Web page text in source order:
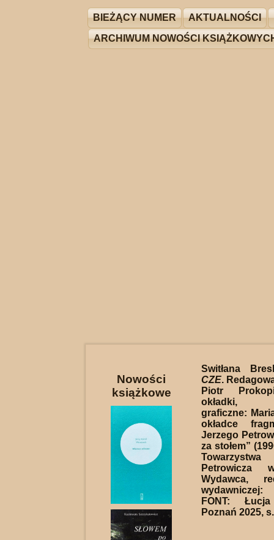
BIEŻĄCY NUMER AKTUALNOŚCI
ARCHIWUM NOWOŚCI
Nowości
książkowe
Switłana
CZE.
Piotr
okładki,
graficzne:
okładce
Jerzego
za stołem”
Petrowicza
Wydawca,
FONT:
Poznań 2025,